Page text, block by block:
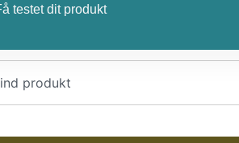
testet dit produkt